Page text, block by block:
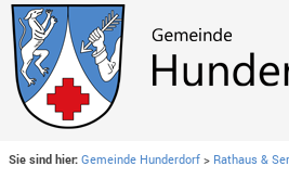
Sie sind hier: Gemeinde Hunderdorf > Rathaus &